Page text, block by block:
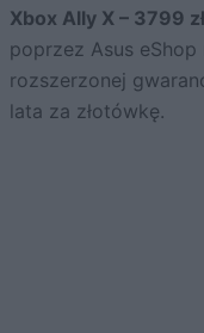
Xbox Ally X – 3799
poprzez Asus
rozszerzonej
lata za złotówkę.